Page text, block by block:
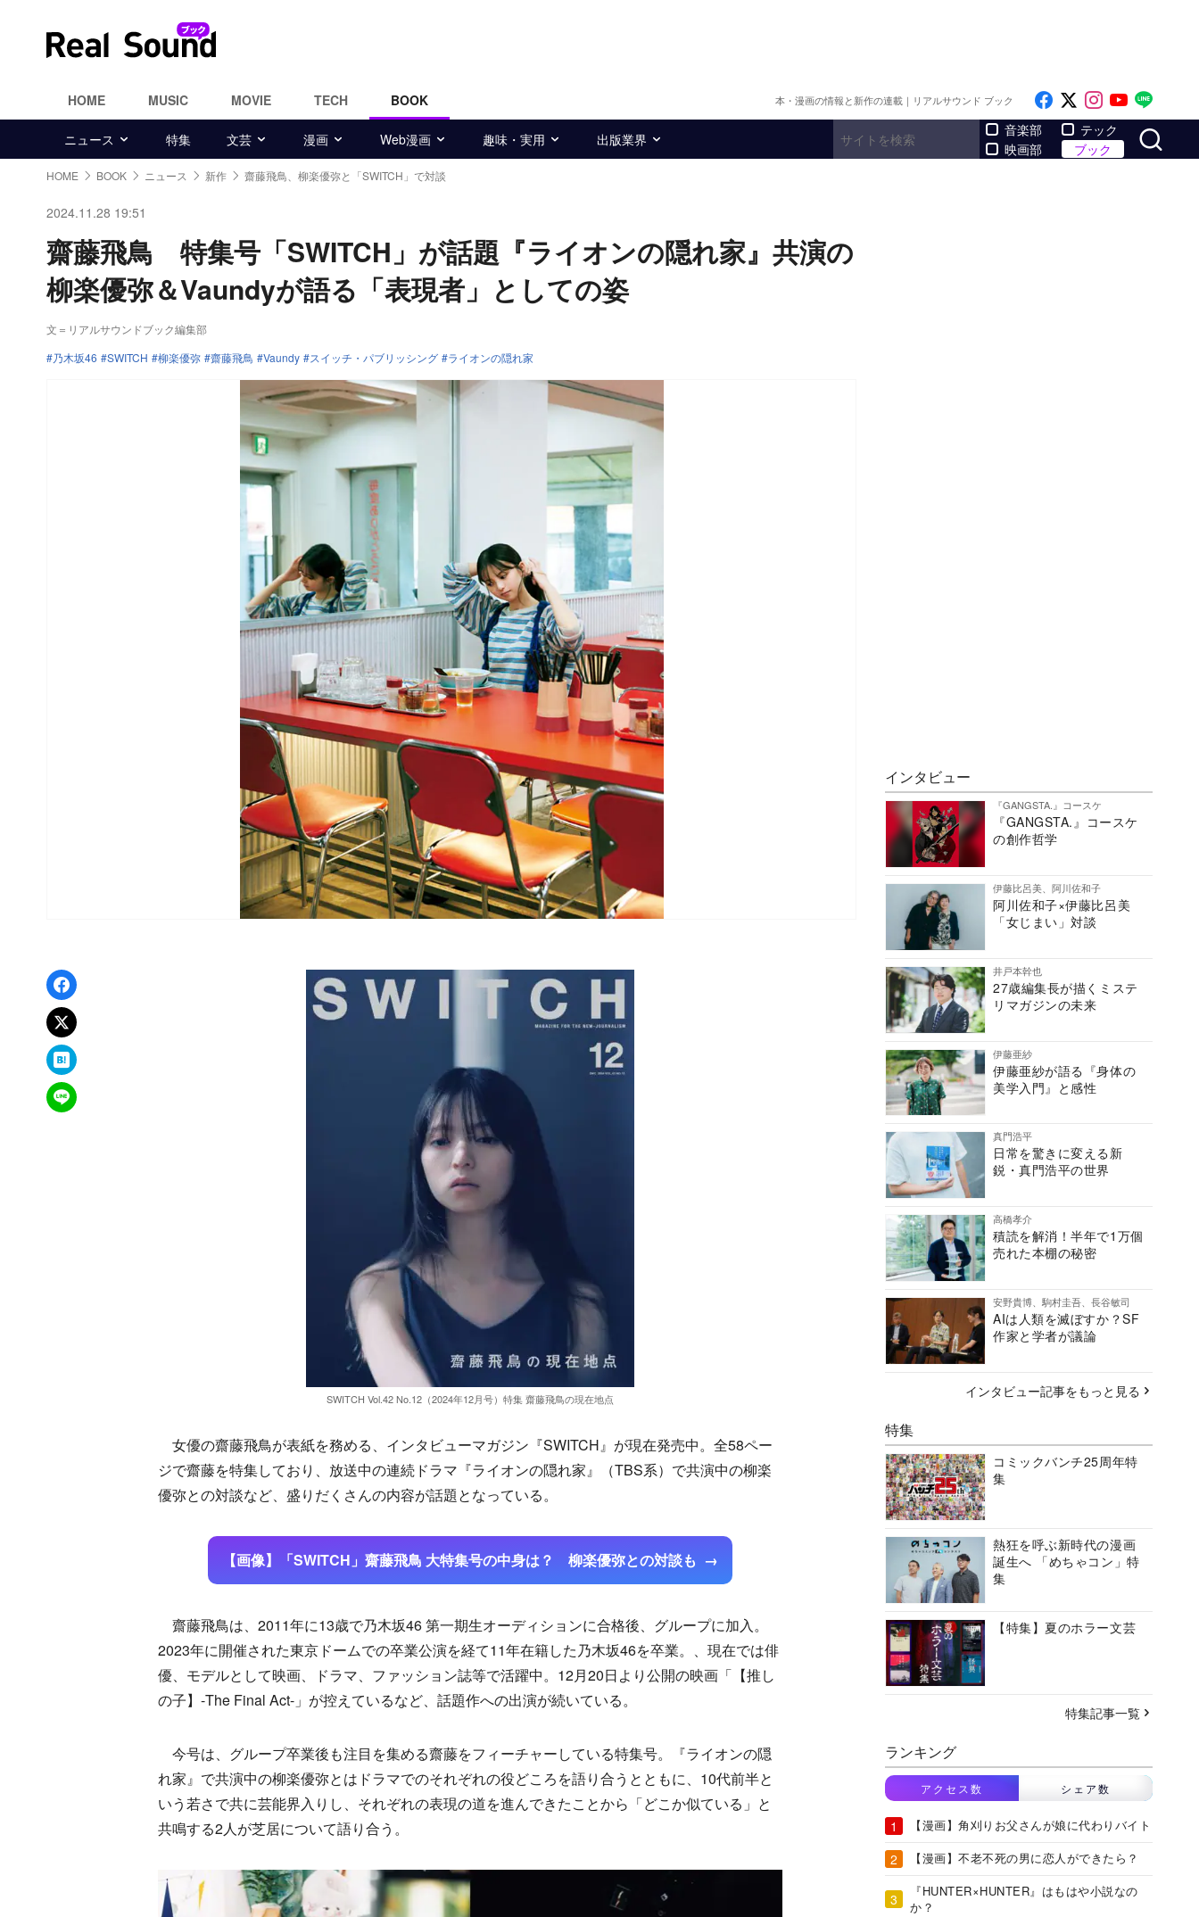
HOME MUSIC MOVIE TECH BOOK 本・漫画の情報と新作の連載｜リアルサウンド ブック Like on Facebook
Follow on x
Follow on
Follow
ニュース 特集 文芸 漫画 Web漫画 趣味・実用 出版業界
音楽部
映画部
テック
ブック
HOME BOOK ニュース 新作 齋藤飛鳥、柳楽優弥と「SWITCH」で対談
2024.11.28 19:51
齋藤飛鳥 特集号「SWITCH」が話題『ライオンの隠れ家』共演の
柳楽優弥＆Vaundyが語る「表現者」としての姿
文＝リアルサウンドブック編集部
乃木坂46
SWITCH 柳楽優弥 齋藤飛鳥 Vaundy スイッチ・パブリッシング ライオンの隠れ家
Facebookでシェア
xでポスト
はてなブックマーク
LINEで送る
SWITCH Vol.42 No.12（2024年12月号）特集 齋藤飛鳥の現在地点
女優の齋藤飛鳥が表紙を務める、インタビューマガジン『SWITCH』が現在発売中。全58ペー
ジで齋藤を特集しており、放送中の連続ドラマ『ライオンの隠れ家』（TBS系）で共演中の柳楽
優弥との対談など、盛りだくさんの内容が話題となっている。
【画像】「SWITCH」齋藤飛鳥 大特集号の中身は？ 柳楽優弥との対談も
齋藤飛鳥は、2011年に13歳で乃木坂46 第一期生オーディションに合格後、グループに加入。
2023年に開催された東京ドームでの卒業公演を経て11年在籍した乃木坂46を卒業。、現在では俳
優、モデルとして映画、ドラマ、ファッション誌等で活躍中。12月20日より公開の映画「【推し
の子】-The Final Act-」が控えているなど、話題作への出演が続いている。
今号は、グループ卒業後も注目を集める齋藤をフィーチャーしている特集号。『ライオンの隠
れ家』で共演中の柳楽優弥とはドラマでのそれぞれの役どころを語り合うとともに、10代前半と
いう若さで共に芸能界入りし、それぞれの表現の道を進んできたことから「どこか似ている」と
共鳴する2人が芝居について語り合う。
インタビュー
『GANGSTA.』コースケ
『GANGSTA.』コースケ
の創作哲学
伊藤比呂美、阿川佐和子
阿川佐和子×伊藤比呂美
「女じまい」対談
井戸本幹也
27歳編集長が描くミステ
リマガジンの未来
伊藤亜紗
伊藤亜紗が語る『身体の
美学入門』と感性
真門浩平
日常を驚きに変える新
鋭・真門浩平の世界
高橋孝介
積読を解消！半年で1万個
売れた本棚の秘密
安野貴博、駒村圭吾、長谷敏司
AIは人類を滅ぼすか？SF
作家と学者が議論
インタビュー記事をもっと見る
特集
コミックバンチ25周年特
集
熱狂を呼ぶ新時代の漫画
誕生へ 「めちゃコン」特
集
【特集】夏のホラー文芸
特集記事一覧
ランキング
アクセス数 シェア数
【漫画】角刈りお父さんが娘に代わりバイト
【漫画】不老不死の男に恋人ができたら？
『HUNTER×HUNTER』はもはや小説なの
か？